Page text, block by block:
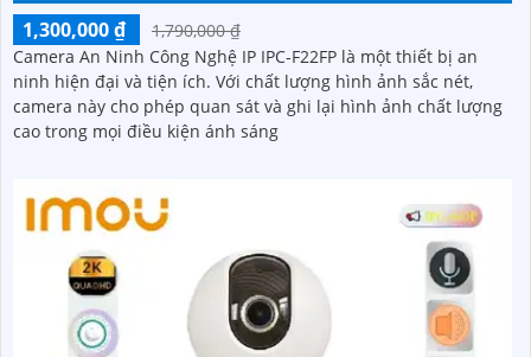
1,300,000 ₫
1,790,000 ₫
Camera An Ninh Công Nghệ IP IPC-F22FP là một thiết bị an
ninh hiện đại và tiện ích. Với chất lượng hình ảnh sắc nét,
camera này cho phép quan sát và ghi lại hình ảnh chất lượng
cao trong mọi điều kiện ánh sáng